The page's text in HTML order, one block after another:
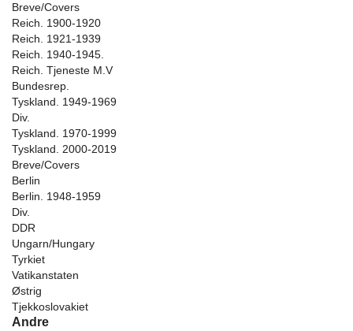
Breve/Covers
Reich. 1900-1920
Reich. 1921-1939
Reich. 1940-1945.
Reich. Tjeneste M.V
Bundesrep.
Tyskland. 1949-1969
Div.
Tyskland. 1970-1999
Tyskland. 2000-2019
Breve/Covers
Berlin
Berlin. 1948-1959
Div.
DDR
Ungarn/Hungary
Tyrkiet
Vatikanstaten
Østrig
Tjekkoslovakiet
Andre